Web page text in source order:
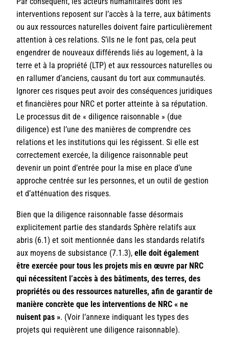
interventions reposent sur l’accès à la terre, aux bâtiments
ou aux ressources naturelles doivent faire particulièrement
attention à ces relations. S’ils ne le font pas, cela peut
engendrer de nouveaux différends liés au logement, à la
terre et à la propriété (LTP) et aux ressources naturelles ou
en rallumer d’anciens, causant du tort aux communautés.
Ignorer ces risques peut avoir des conséquences juridiques
et financières pour NRC et porter atteinte à sa réputation.
Le processus dit de « diligence raisonnable » (due
diligence) est l’une des manières de comprendre ces
relations et les institutions qui les régissent. Si elle est
correctement exercée, la diligence raisonnable peut
devenir un point d’entrée pour la mise en place d’une
approche centrée sur les personnes, et un outil de gestion
et d’atténuation des risques.
Bien que la diligence raisonnable fasse désormais
explicitement partie des standards Sphère relatifs aux
abris (6.1) et soit mentionnée dans les standards relatifs
aux moyens de subsistance (7.1.3), elle doit également
être exercée pour tous les projets mis en œuvre par NRC
qui nécessitent l’accès à des bâtiments, des terres, des
propriétés ou des ressources naturelles, afin de garantir de
manière concrète que les interventions de NRC « ne
nuisent pas ». (Voir l’annexe indiquant les types des
projets qui requièrent une diligence raisonnable).